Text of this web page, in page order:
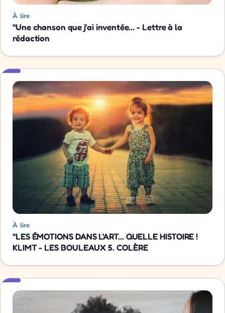
À lire
"Une chanson que j'ai inventée... - Lettre à la
rédaction
À lire
"LES ÉMOTIONS DANS L'ART... QUELLE HISTOIRE !
KLIMT - LES BOULEAUX 5. COLÈRE